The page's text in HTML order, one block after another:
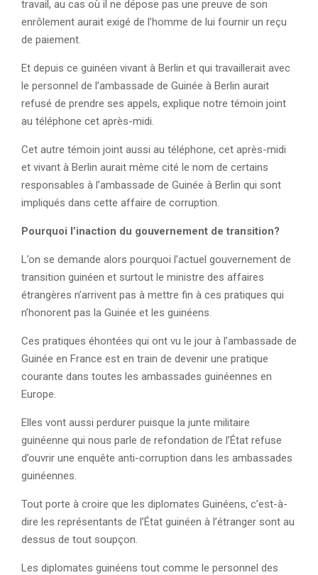
travail, au cas où il ne dépose pas une preuve de son
enrôlement aurait exigé de l’homme de lui fournir un reçu
de paiement.
Et depuis ce guinéen vivant à Berlin et qui travaillerait avec
le personnel de l’ambassade de Guinée à Berlin aurait
refusé de prendre ses appels, explique notre témoin joint
au téléphone cet après-midi.
Cet autre témoin joint aussi au téléphone, cet après-midi
et vivant à Berlin aurait même cité le nom de certains
responsables à l’ambassade de Guinée à Berlin qui sont
impliqués dans cette affaire de corruption.
Pourquoi l’inaction du gouvernement de transition?
L’on se demande alors pourquoi l’actuel gouvernement de
transition guinéen et surtout le ministre des affaires
étrangères n’arrivent pas à mettre fin à ces pratiques qui
n’honorent pas la Guinée et les guinéens.
Ces pratiques éhontées qui ont vu le jour à l’ambassade de
Guinée en France est en train de devenir une pratique
courante dans toutes les ambassades guinéennes en
Europe.
Elles vont aussi perdurer puisque la junte militaire
guinéenne qui nous parle de refondation de l’État refuse
d’ouvrir une enquête anti-corruption dans les ambassades
guinéennes.
Tout porte à croire que les diplomates Guinéens, c’est-à-
dire les représentants de l’État guinéen à l’étranger sont au
dessus de tout soupçon.
Les diplomates guinéens tout comme le personnel des